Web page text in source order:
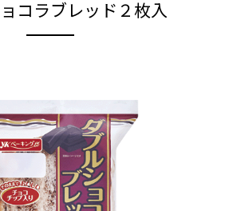
コラブレッド２枚入